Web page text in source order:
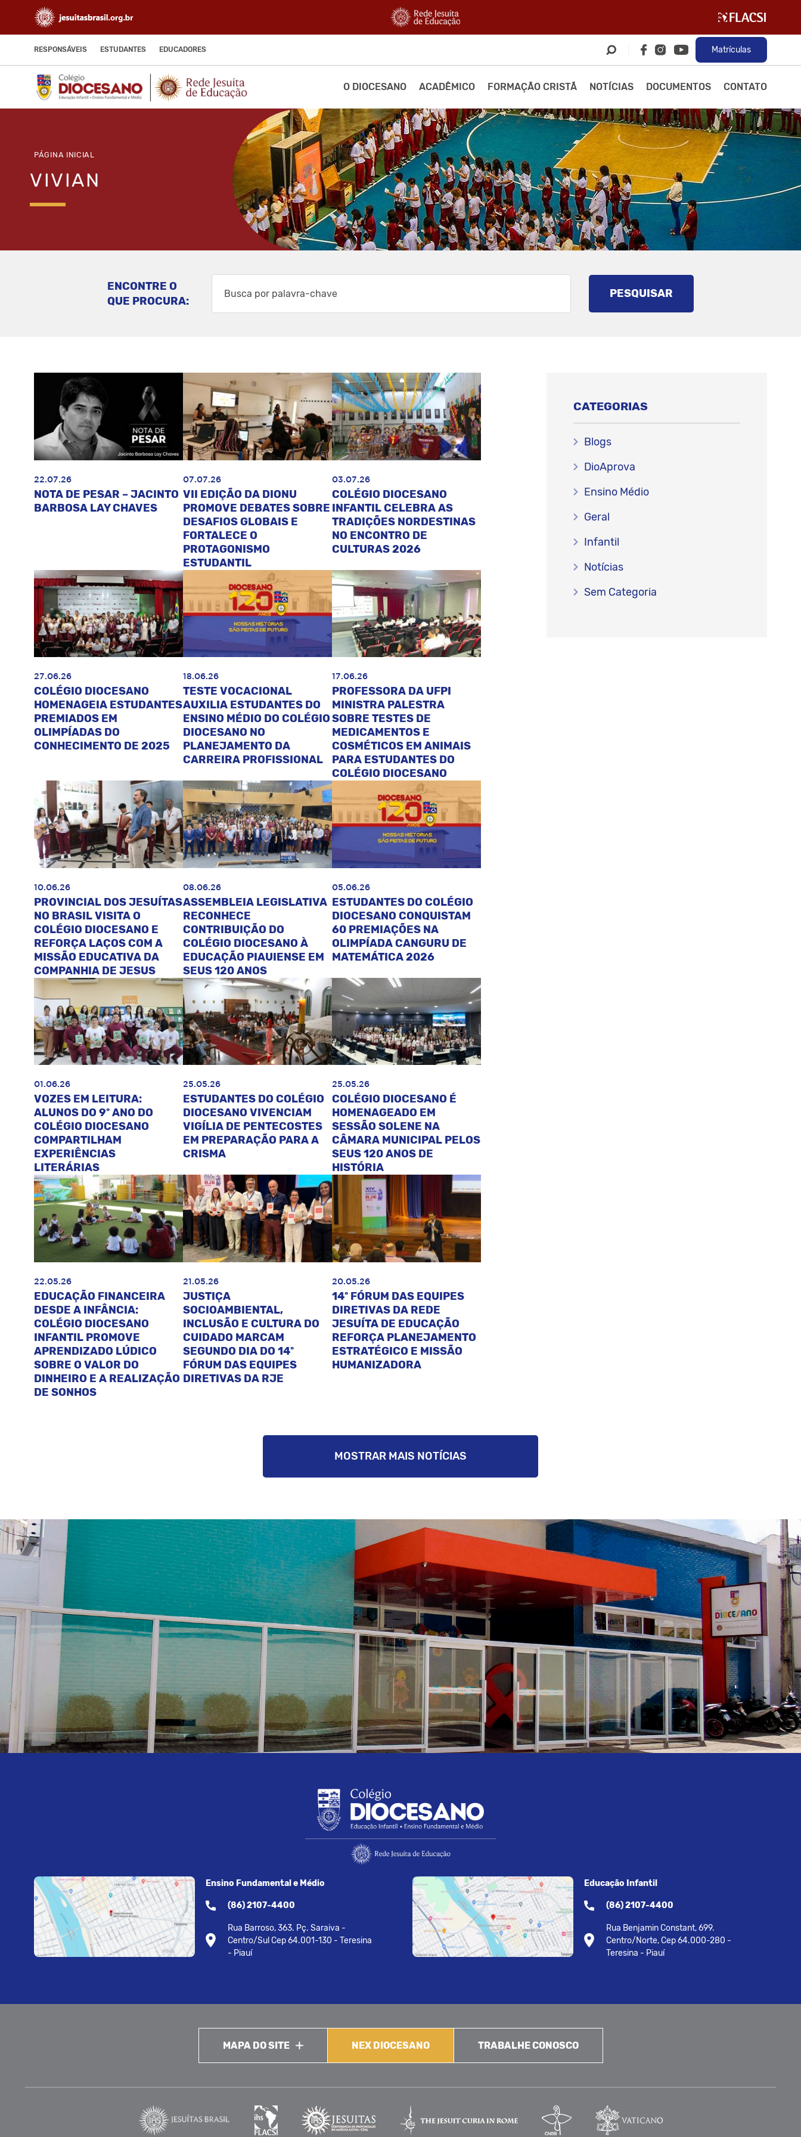
RESPONSÁVEIS ESTUDANTES EDUCADORES Matrículas
O DIOCESANO ACADÊMICO FORMAÇÃO CRISTÃ NOTÍCIAS DOCUMENTOS CONTATO
PÁGINA INICIAL
VIVIAN
ENCONTRE O
QUE PROCURA:
PESQUISAR
22.07.26
NOTA DE PESAR – JACINTO
BARBOSA LAY CHAVES
07.07.26
VII EDIÇÃO DA DIONU
PROMOVE DEBATES SOBRE
DESAFIOS GLOBAIS E
FORTALECE O
PROTAGONISMO
ESTUDANTIL
03.07.26
COLÉGIO DIOCESANO
INFANTIL CELEBRA AS
TRADIÇÕES NORDESTINAS
NO ENCONTRO DE
CULTURAS 2026
27.06.26
COLÉGIO DIOCESANO
HOMENAGEIA ESTUDANTES
PREMIADOS EM
OLIMPÍADAS DO
CONHECIMENTO DE 2025
18.06.26
TESTE VOCACIONAL
AUXILIA ESTUDANTES DO
ENSINO MÉDIO DO COLÉGIO
DIOCESANO NO
PLANEJAMENTO DA
CARREIRA PROFISSIONAL
17.06.26
PROFESSORA DA UFPI
MINISTRA PALESTRA
SOBRE TESTES DE
MEDICAMENTOS E
COSMÉTICOS EM ANIMAIS
PARA ESTUDANTES DO
COLÉGIO DIOCESANO
10.06.26
PROVINCIAL DOS JESUÍTAS
NO BRASIL VISITA O
COLÉGIO DIOCESANO E
REFORÇA LAÇOS COM A
MISSÃO EDUCATIVA DA
COMPANHIA DE JESUS
08.06.26
ASSEMBLEIA LEGISLATIVA
RECONHECE
CONTRIBUIÇÃO DO
COLÉGIO DIOCESANO À
EDUCAÇÃO PIAUIENSE EM
SEUS 120 ANOS
05.06.26
ESTUDANTES DO COLÉGIO
DIOCESANO CONQUISTAM
60 PREMIAÇÕES NA
OLIMPÍADA CANGURU DE
MATEMÁTICA 2026
01.06.26
VOZES EM LEITURA:
ALUNOS DO 9º ANO DO
COLÉGIO DIOCESANO
COMPARTILHAM
EXPERIÊNCIAS
LITERÁRIAS
25.05.26
ESTUDANTES DO COLÉGIO
DIOCESANO VIVENCIAM
VIGÍLIA DE PENTECOSTES
EM PREPARAÇÃO PARA A
CRISMA
25.05.26
COLÉGIO DIOCESANO É
HOMENAGEADO EM
SESSÃO SOLENE NA
CÂMARA MUNICIPAL PELOS
SEUS 120 ANOS DE
HISTÓRIA
22.05.26
EDUCAÇÃO FINANCEIRA
DESDE A INFÂNCIA:
COLÉGIO DIOCESANO
INFANTIL PROMOVE
APRENDIZADO LÚDICO
SOBRE O VALOR DO
DINHEIRO E A REALIZAÇÃO
DE SONHOS
21.05.26
JUSTIÇA
SOCIOAMBIENTAL,
INCLUSÃO E CULTURA DO
CUIDADO MARCAM
SEGUNDO DIA DO 14º
FÓRUM DAS EQUIPES
DIRETIVAS DA RJE
20.05.26
14º FÓRUM DAS EQUIPES
DIRETIVAS DA REDE
JESUÍTA DE EDUCAÇÃO
REFORÇA PLANEJAMENTO
ESTRATÉGICO E MISSÃO
HUMANIZADORA
CATEGORIAS
Blogs
DioAprova
Ensino Médio
Geral
Infantil
Notícias
Sem Categoria
MOSTRAR MAIS NOTÍCIAS
Ensino Fundamental e Médio
(86) 2107-4400
Rua Barroso, 363. Pç. Saraiva -
Centro/Sul Cep 64.001-130 - Teresina
- Piauí
Educação Infantil
(86) 2107-4400
Rua Benjamin Constant, 699.
Centro/Norte, Cep 64.000-280 -
Teresina - Piauí
MAPA DO SITE NEX DIOCESANO TRABALHE CONOSCO